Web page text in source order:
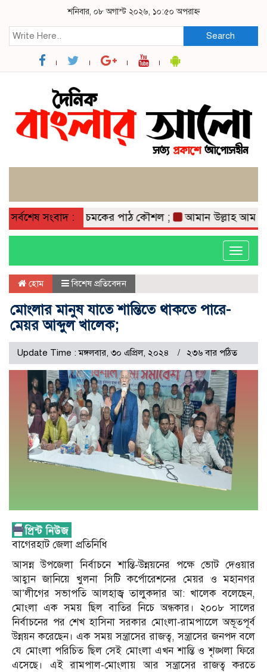
শনিবার, ০৮ অগাস্ট ২০২৬, ১০:৫০ অপরাহ্ন
Search
সর্বশেষ সংবাদ :
কবিতা: চমকের পাঠ কৌশল ; আমান উল্লাহ আমানের
Toggle
হোম বিশেষ প্রতিবেদন
মোংলার মানুষ যাতে শান্তিতে থাকতে পারে-
মেয়র আব্দুল খালেক;
Update Time : মঙ্গলবার, ৩০ এপ্রিল, ২০২৪ ২৩৬ বার পঠিত
বাগেরহাট জেলা প্রতিনিধি
আসন্ন উপজেলা নির্বাচনে শান্তি-উন্নয়নের পক্ষে ভোট দেওয়ার
আহ্বান জানিয়ে খুলনা সিটি কর্পোরেশনের মেয়র ও মহানগর
আ’লীগের সভাপতি আলহাজ্ব তালুকদার আ: খালেক বলেছেন,
মোংলা এক সময় ছিল বাতির নিচে অন্ধকার। ২০০৮ সালের
নির্বাচনের পর শেখ হাসিনা সরকার মোংলা-রামপালেে অভূতপূর্ব
উন্নয়ন করেছেন। এক সময় সন্ত্রাসের রাজত্ব, সন্ত্রাসের জনপদ বলে
যে মোংলা পরিচিত ছিল সেই মোংলা এখন শান্তি ও শৃঙ্খলা ফিরে
এসেছে। এই রামপাল-মোংলায় আর সন্ত্রাসের রাজত্ব করতে